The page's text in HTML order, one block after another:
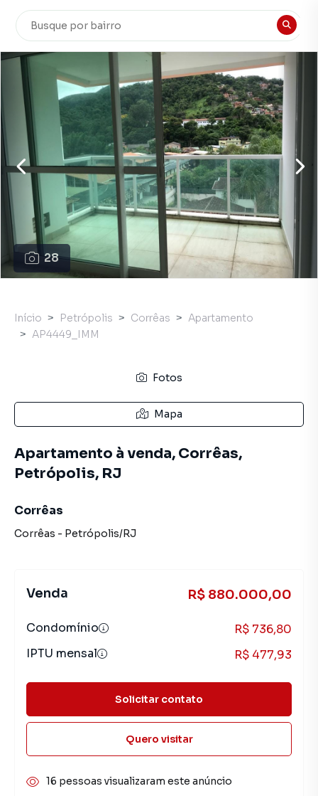
28
Início Petrópolis Corrêas
Apartamento
AP4449_IMM
Fotos
Mapa
Apartamento à venda, Corrêas,
Petrópolis, RJ
Corrêas
Corrêas - Petrópolis/RJ
Venda R$ 880.000,00
Condomínio
R$ 736,80
IPTU mensal
R$ 477,93
Solicitar contato
Quero visitar
16 pessoas visualizaram este anúncio